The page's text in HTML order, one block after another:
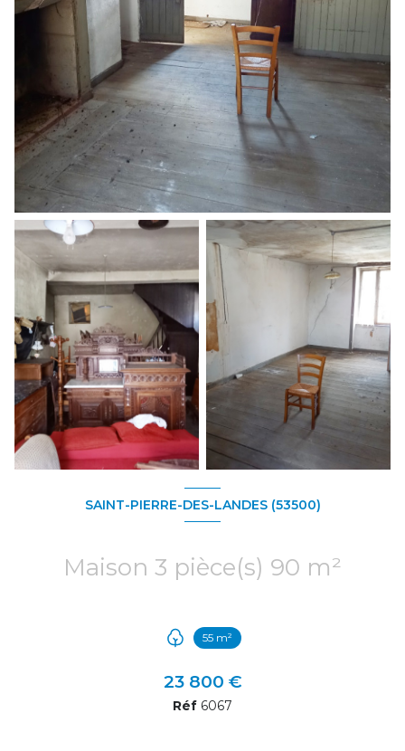
SAINT-PIERRE-DES-LANDES (53500)
Maison 3 pièce(s) 90 m²
55 m²
23 800 €
Réf 6067